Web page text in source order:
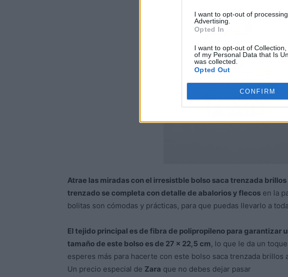
I want to opt-out of
Advertising.
Opted In
I want to opt-out of
of my Personal Data that Is
was collected.
Opted Out
CONFIRM
Atrae las miradas con el irresistble bolso saca trenzada
trenzado se completa con detalle de abalorios y flecos en la
bolitas son cómodas y prácticas, para que puedas llevarlo a
El tejido principal es de fibra de polipropileno para garantizar
tamaño de este bolso es de 27 x 22,5 cm, lo que le da un
esperes más para hacerte con este bolso saca trenzada brillos
Un precio especial de Zara que no debes dejar pasar